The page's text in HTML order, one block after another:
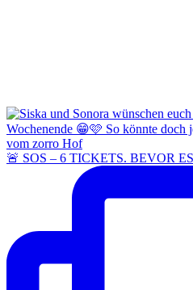
🚨 SOS – 6 TICKETS. BEVOR